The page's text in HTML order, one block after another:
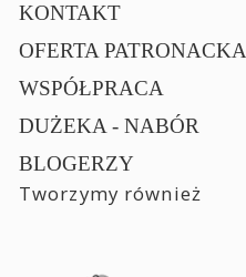
KONTAKT
OFERTA PATRONACKA
WSPÓŁPRACA
DUŻEKA - NABÓR
BLOGERZY
Tworzymy również